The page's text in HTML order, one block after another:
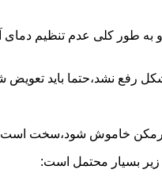
به طور کلی عدم تنظیم
رفع نشد،حتما باید تعویض
خاموش شود،سخت
بسیار محتمل است: